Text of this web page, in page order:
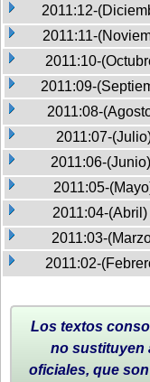
2011:12-
2011:11-
2011:10-
2011:09-
2011:08-
2011:07-
2011:06-(Junio)
2011:05-
2011:04-(Abril)
2011:03-
2011:02-
Los textos
no sustituyen
oficiales, que